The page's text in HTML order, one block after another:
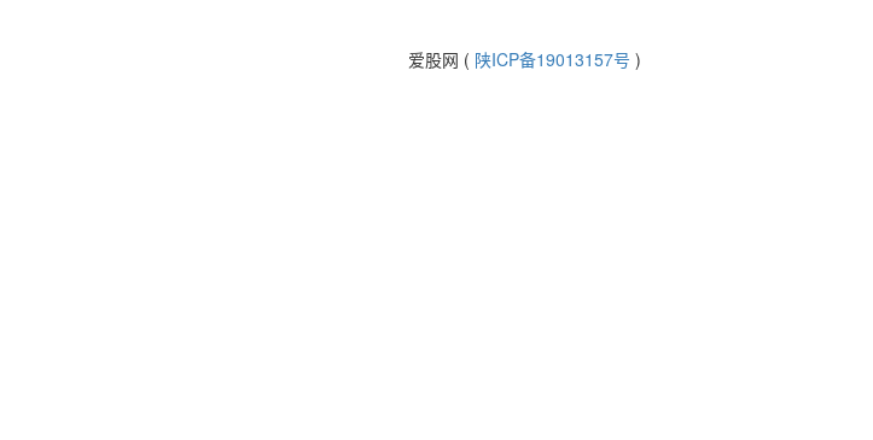
爱股网 ( 陕ICP备19013157号 )